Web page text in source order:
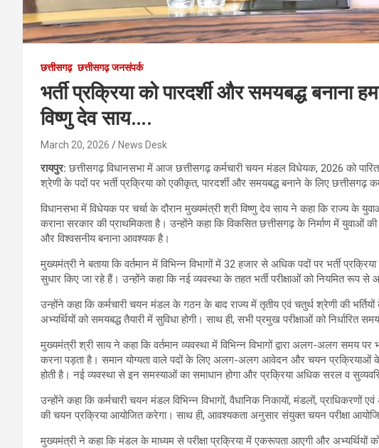
छत्तीसगढ़ छत्तीसगढ़ जनसंपर्क
भर्ती प्रक्रिया को पारदर्शी और समयबद्ध बनाना
विष्णु देव साय….
March 20, 2026 News Desk
रायपुर:छत्तीसगढ़ विधानसभा में आज छत्तीसगढ़ कर्मचारी चयन मंडल विधेयक, 2026 को
श्रेणी के पदों पर भर्ती प्रक्रिया को एकीकृत, पारदर्शी और समयबद्ध बनाने के लिए छत्तीसगढ़
विधानसभा में विधेयक पर चर्चा के दौरान मुख्यमंत्री श्री विष्णु देव साय ने कहा कि राज्य के
कराना सरकार की प्राथमिकता है। उन्होंने कहा कि विकसित छत्तीसगढ़ के निर्माण में युवाओं
और विश्वसनीय बनाना आवश्यक है।
मुख्यमंत्री ने बताया कि वर्तमान में विभिन्न विभागों में 32 हजार से अधिक पदों पर भर्ती
सुधार किए जा रहे हैं। उन्होंने कहा कि नई व्यवस्था के तहत भर्ती परीक्षाओं को नियमित रूप
उन्होंने कहा कि कर्मचारी चयन मंडल के गठन के बाद राज्य में तृतीय एवं चतुर्थ श्रेणी की भर्तियों
अभ्यर्थियों को समयबद्ध तैयारी में सुविधा होगी। साथ ही, सभी प्रमुख परीक्षाओं को निर्धारित
मुख्यमंत्री श्री साय ने कहा कि वर्तमान व्यवस्था में विभिन्न विभागों द्वारा अलग-अलग समय
करना पड़ता है। समान योग्यता वाले पदों के लिए अलग-अलग आवेदन और चयन
होती है। नई व्यवस्था से इन समस्याओं का समाधान होगा और प्रक्रिया अधिक सरल व
उन्होंने कहा कि कर्मचारी चयन मंडल विभिन्न विभागों, वैधानिक निकायों, मंडलों, प्राधिकरणों
की चयन प्रक्रिया आयोजित करेगा। साथ ही, आवश्यकता अनुसार संयुक्त चयन परीक्षा
मुख्यमंत्री ने कहा कि मंडल के माध्यम से परीक्षा प्रक्रिया में एकरूपता आएगी और